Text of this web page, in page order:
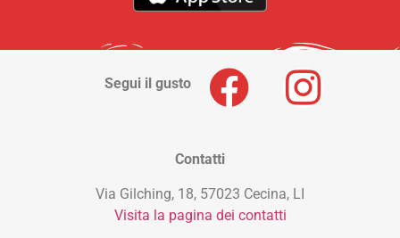
Segui il gusto
Contatti
Via Gilching, 18, 57023 Cecina, LI
Visita la pagina dei contatti